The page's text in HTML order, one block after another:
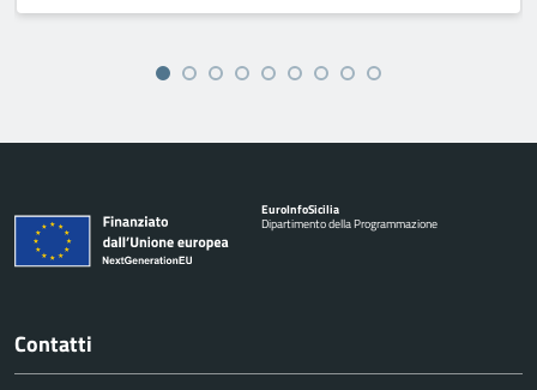
EuroInfoSicilia
Dipartimento della Programmazione
Contatti